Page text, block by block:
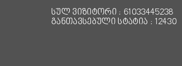
სულ ვიზიტორი : 61033445238
განთავსებული სტატია : 12430